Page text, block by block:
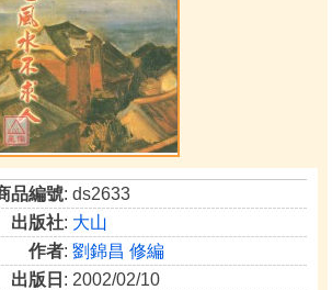
品編號: ds2633
出版社: 大山
作者:劉錦昌 修編
出版日 : 2002/02/10